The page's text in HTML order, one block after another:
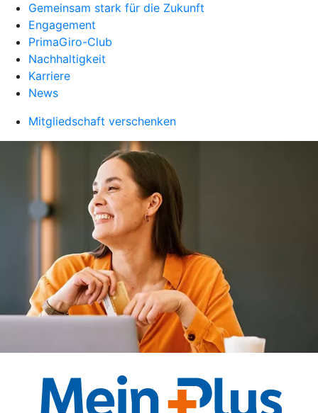
Gemeinsam stark für die Zukunft
Engagement
PrimaGiro-Club
Nachhaltigkeit
Karriere
News
Mitgliedschaft verschenken